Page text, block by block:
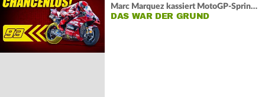
Marc Marquez kassiert MotoGP-Sprint-Schlappe:
DAS WAR DER GRUND